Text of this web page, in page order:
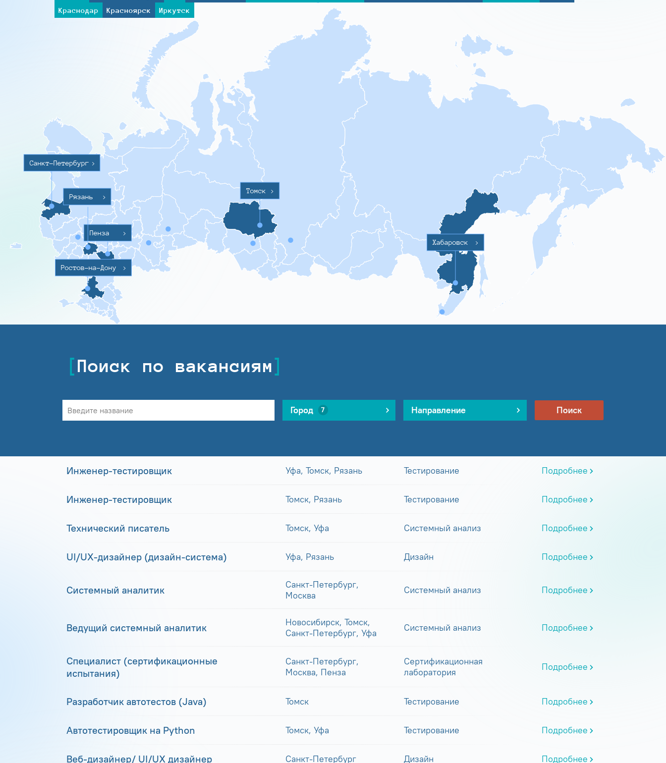
Краснодар
Красноярск Иркутск
Санкт-Петербург >
Ростов-на-Дону >
Пенза >
Томск >
Хабаровск >
Рязань >
Поиск по вакансиям
Город 7 Направление Поиск
Инженер-тестировщик Уфа, Томск, Рязань Тестирование Подробнее
Инженер-тестировщик Томск, Рязань Тестирование Подробнее
Технический писатель Томск, Уфа Системный анализ Подробнее
UI/UX-дизайнер (дизайн-система) Уфа, Рязань Дизайн Подробнее
Системный аналитик
Санкт-Петербург,
Москва
Системный анализ Подробнее
Ведущий системный аналитик
Новосибирск, Томск,
Санкт-Петербург, Уфа
Системный анализ Подробнее
Специалист (сертификационные
испытания)
Санкт-Петербург,
Москва, Пенза
Сертификационная
лаборатория
Подробнее
Разработчик автотестов (Java) Томск Тестирование Подробнее
Автотестировщик на Python Томск, Уфа Тестирование Подробнее
Веб-дизайнер/ UI/UX дизайнер Санкт-Петербург Дизайн Подробнее